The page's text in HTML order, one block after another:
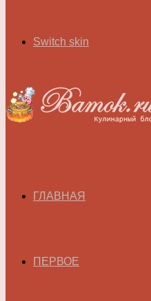
Switch skin
ГЛАВНАЯ
ПЕРВОЕ